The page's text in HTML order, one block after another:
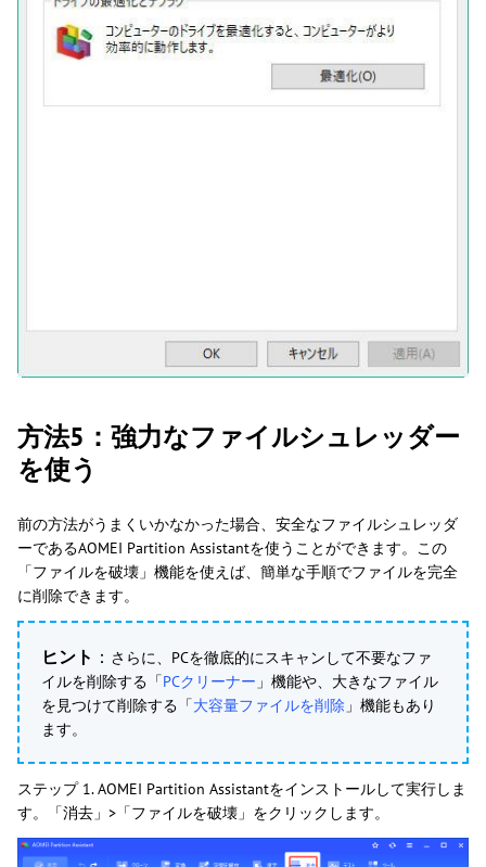
方法5：強力なファイルシュレッダー
を使う
前の方法がうまくいかなかった場合、安全なファイルシュレッダ
ーであるAOMEI Partition Assistantを使うことができます。この
「ファイルを破壊」機能を使えば、簡単な手順でファイルを完全
に削除できます。
ヒント ： さらに、PCを徹底的にスキャンして不要なファ
イルを削除する「PCクリーナー 」機能や、大きなファイル
を見つけて削除する「大容量ファイルを削除 」機能もあり
ます。
ステップ 1. AOMEI Partition Assistantをインストールして実行しま
す。「消去」>「ファイルを破壊」をクリックします。